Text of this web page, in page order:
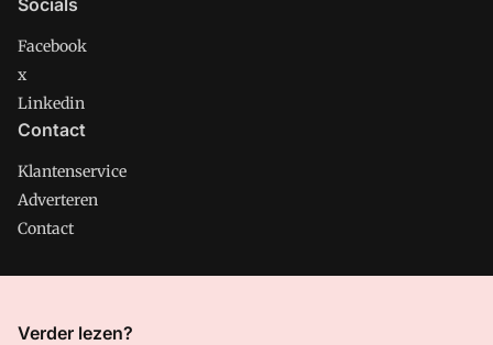
Socials
Facebook
x
Linkedin
Contact
Klantenservice
Adverteren
Contact
CMweb is onderdeel van VMN media. Lees in
Verder lezen?